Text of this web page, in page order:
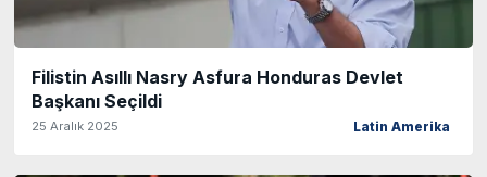
Filistin Asıllı Nasry Asfura Honduras Devlet
Başkanı Seçildi
25 Aralık 2025 Latin Amerika